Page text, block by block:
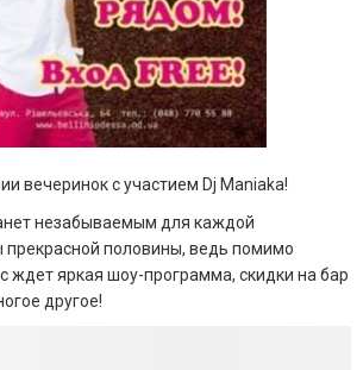
вечеринок с участием Dj Maniaka!
незабываемым для каждой
прекрасной половины, ведь помимо
ждет яркая шоу-программа, скидки на бар
другое!